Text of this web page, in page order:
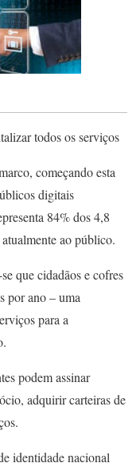
todos os serviços
começando esta
digitais
84% dos 4,8
ao público.
que cidadãos e cofres
por ano – uma
para a
podem assinar
adquirir carteiras de
identidade nacional